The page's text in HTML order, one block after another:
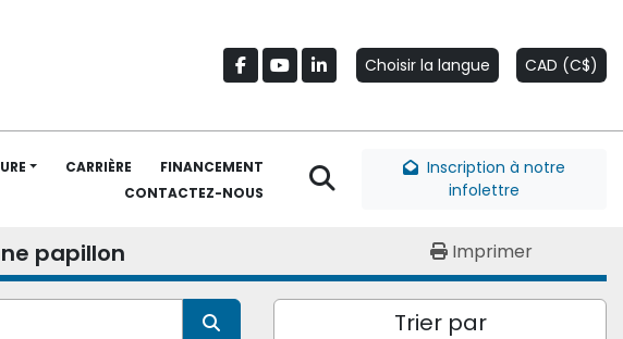
facebook
youtubelinkedinChoisir la langue CAD (C$)
CARRIÈRE
FINANCEMENT
CONTACTEZ-NOUS
RechercherInscription à notre
infolettre
papillon Imprimer
Trier par